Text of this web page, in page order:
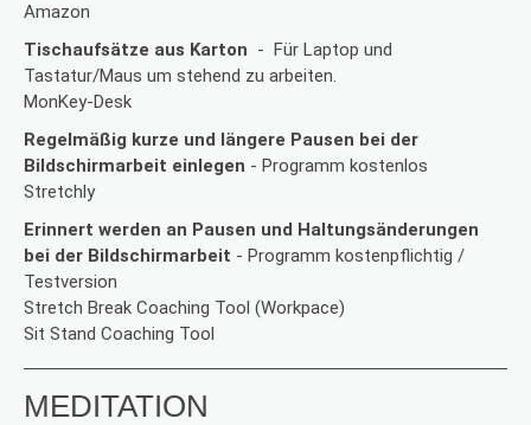
Amazon
Tischaufsätze aus Karton - Für Laptop und
Tastatur/Maus um stehend zu arbeiten.
MonKey-Desk
Regelmäßig kurze und längere Pausen bei der
Bildschirmarbeit einlegen - Programm kostenlos
Stretchly
Erinnert werden an Pausen und Haltungsänderungen
bei der Bildschirmarbeit - Programm kostenpflichtig /
Testversion
Stretch Break Coaching Tool (Workpace)
Sit Stand Coaching Tool
MEDITATION